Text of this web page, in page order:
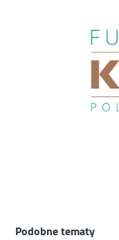
Podobne tematy